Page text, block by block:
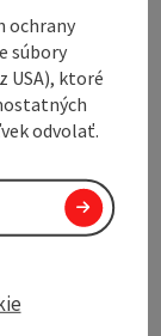
ochrany
súbory
USA), ktoré
odvolať.